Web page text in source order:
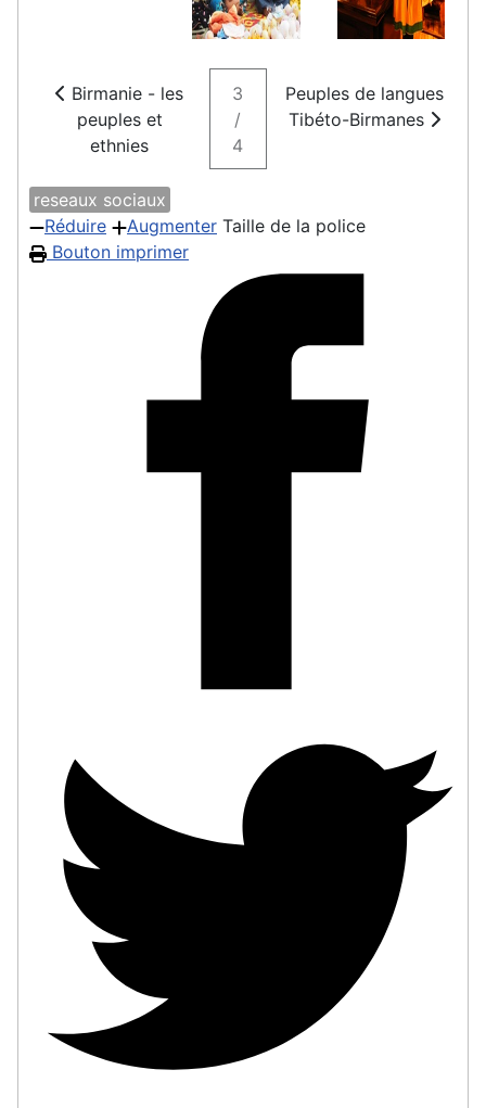
Birmanie - les
peuples et
ethnies
3
/
4
Peuples de langues
Tibéto-Birmanes
reseaux sociaux
Réduire
Augmenter Taille de la police
Bouton imprimer